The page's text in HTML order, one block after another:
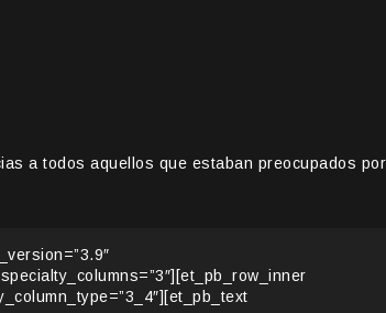
a todos aquellos que estaban preocupados por